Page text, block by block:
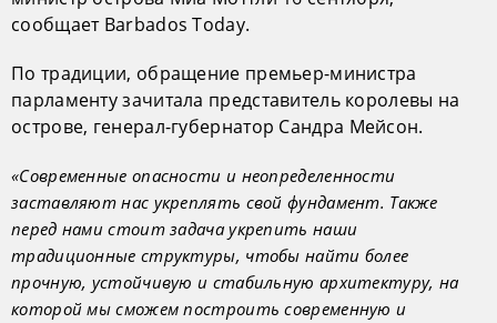
сообщает Barbados Today.
По традиции, обращение премьер-министра
парламенту зачитала представитель королевы на
острове, генерал-губернатор Сандра Мейсон.
«Современные опасности и неопределенности
заставляют нас укреплять свой фундамент. Также
перед нами стоит задача укрепить наши
традиционные структуры, чтобы найти более
прочную, устойчивую и стабильную архитектуру, на
которой мы сможем построить современную и